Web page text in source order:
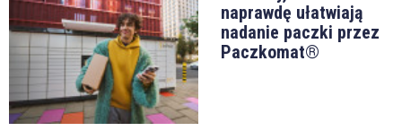
naprawdę ułatwiają
nadanie paczki przez
Paczkomat®